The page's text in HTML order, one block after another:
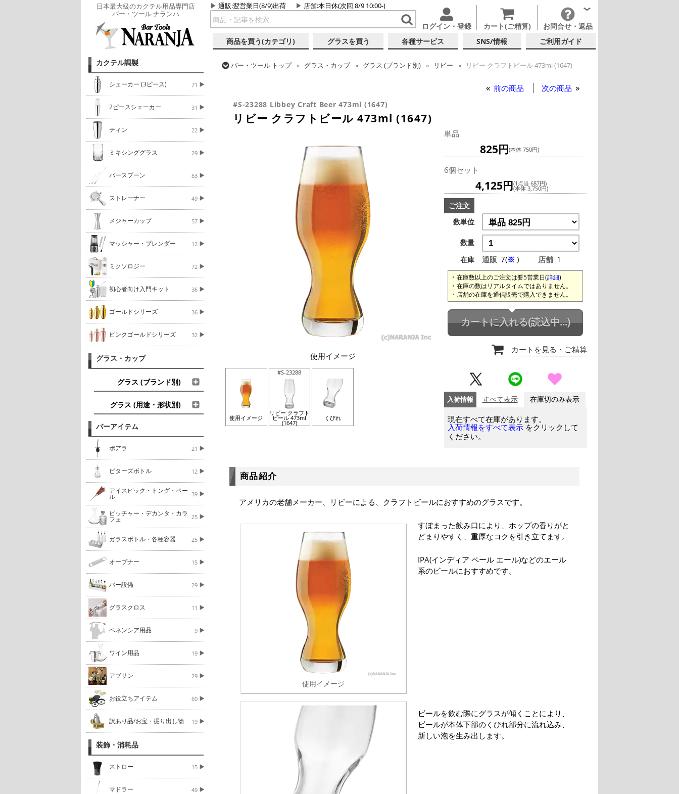
日本最大級のカクテル用品専門店
バー・ツール ナランハ
通販:翌営業日(8/9)出荷 店舗:本日休(次回 8/9 10:00-)
ログイン・登録 カート(ご精算) お問合せ・返品
商品を買う(カテゴリ) グラスを買う 各種サービス SNS/情報 ご利用ガイド
カクテル調製
シェーカー (3ピース) 71
2ピースシェーカー 31
ティン 22
ミキシンググラス 29
バースプーン 63
ストレーナー 49
メジャーカップ 57
マッシャー・ブレンダー 12
ミクソロジー 72
初心者向け入門キット 36
ゴールドシリーズ 36
ピンクゴールドシリーズ 32
グラス・カップ
グラス (ブランド別)
グラス (用途・形状別)
バーアイテム
ポアラ 21
ビターズボトル 12
アイスピック・トング・ペー
ル 39
ピッチャー・デカンタ・カラ
フェ 25
ガラスボトル・各種容器 25
オープナー 15
バー設備 29
グラスクロス 11
ベネンシア用品 9
ワイン用品 19
アブサン 29
お役立ちアイテム 60
訳あり品/お宝・掘り出し物 19
装飾・消耗品
ストロー 15
マドラー 49
バー・ツール トップ グラス・カップ グラス (ブランド別) リビー
リビー クラフトビール 473ml (1647)
前の商品 次の商品
#S-23288 Libbey Craft Beer 473ml (1647)
リビー クラフトビール 473ml (1647)
使用イメージ
使用イメージ
#S-23288
リビー クラフト
ビール 473ml
(1647)
くびれ
単品
825円(本体 750円)
6個セット
4,125円(1点当 687円)
(本体 3,750円)
ご注文
数単位
数量
在庫
通販 7(※ ) 店舗 1
在庫数以上のご注文は要5営業日(詳細)
在庫の数はリアルタイムではありません。
店舗の在庫を通信販売で購入できません。
カートに入れる(読込中...)
カートを見る ・ご精算
入荷情報 すべて表示 在庫切のみ表示
現在すべて在庫があります。
入荷情報をすべて表示 をクリックして
ください。
商品紹介
アメリカの老舗メーカー、リビーによる、クラフトビールにおすすめのグラスです。
使用イメージ
すぼまった飲み口により、ホップの香りがと
どまりやすく、重厚なコクを引き立てます。
IPA(インディア ペール エール)などのエール
系のビールにおすすめです。
ビールを飲む際にグラスが傾くことにより、
ビールが本体下部のくびれ部分に流れ込み、
新しい泡を生み出します。